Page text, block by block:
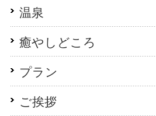
温泉
癒やしどころ
プラン
ご挨拶